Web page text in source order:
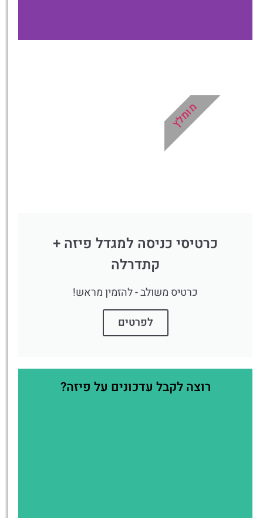
לחצו פה!
כרטיסי כניסה למגדל פיזה +
קתדרלה
כרטיס משולב - להזמין מראש!
לפרטים
מומלץ
רוצה לקבל עדכונים על פיזה?